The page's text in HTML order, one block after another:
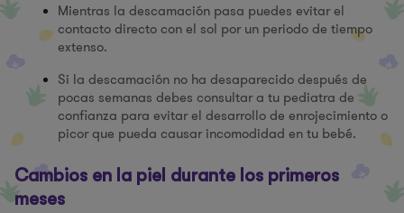
Mientras la descamación pasa puedes evitar el
contacto directo con el sol por un periodo de tiempo
extenso.
Si la descamación no ha desaparecido después de
pocas semanas debes consultar a tu pediatra de
confianza para evitar el desarrollo de enrojecimiento o
picor que pueda causar incomodidad en tu bebé.
Cambios en la piel durante los primeros
meses